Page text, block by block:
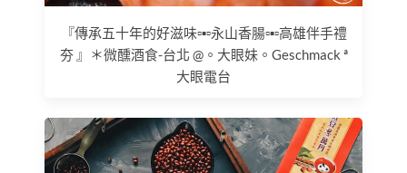
『傳承五十年的好滋味▫▪▫永山香腸▫▪▫高雄伴手禮
夯 』＊微醺酒食-台北 @。大眼妹。Geschmack ª
大眼電台